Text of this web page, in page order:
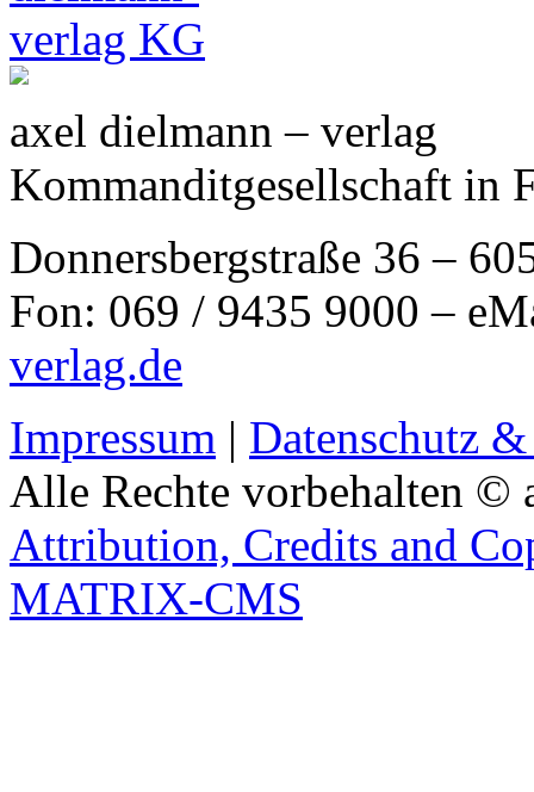
axel dielmann – verlag
Kommanditgesellschaft in
Donnersbergstraße 36 –
Fon: 069 / 9435 9000 –
verlag.de
Impressum | Datenschutz
Alle Rechte vorbehalten ©
Attribution, Credits and
MATRIX-CMS